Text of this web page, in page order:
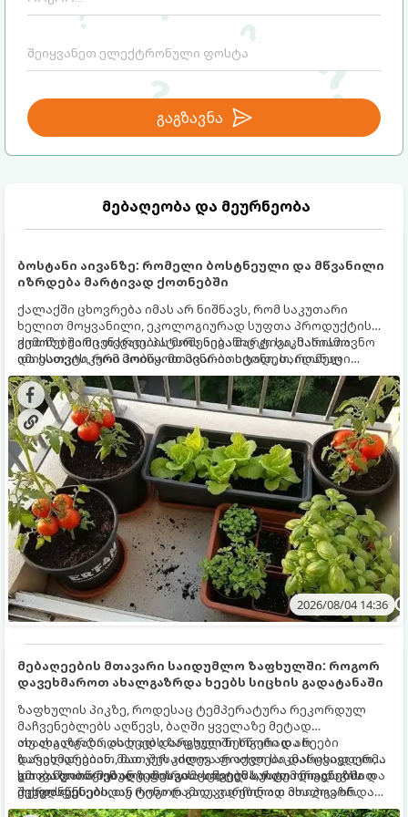
გაგზავნა
მებაღეობა და მეურნეობა
ბოსტანი აივანზე: რომელი ბოსტნეული და მწვანილი
იზრდება მარტივად ქოთნებში
ქალაქში ცხოვრება იმას არ ნიშნავს, რომ საკუთარი
ხელით მოყვანილი, ეკოლოგიურად სუფთა პროდუქტის
გემოზე უარი თქვათ. პატარა აივანიც კი საკმარისია
იმისათვის, რომ მოიწყოთ მინი-ბოსტანი, საიდანაც
ყოველდღიურად ახალ, არომატულ მწვანილსა და
ბოსტნეულს მოკრეფთ.
ქოთნებში მცენარეების მოშენება მარტივი, სასიამოვნო
და ესთეტიკური ჰობია. მთავარია იცოდეთ, რომელი
კულტურები ეგუებიან ქოთნის პირობებს ყველაზე კარგად
და როგორ მოუაროთ მათ სწორად.
2026/08/04 14:36
მებაღეების მთავარი საიდუმლო ზაფხულში: როგორ
დავეხმაროთ ახალგაზრდა ხეებს სიცხის გადატანაში
ზაფხულის პიკზე, როდესაც ტემპერატურა რეკორდულ
მაჩვენებლებს აღწევს, ბაღში ყველაზე მეტად
ახალგაზრდა, ახლად დარგული ნერგები და ხეები
ზარალდებიან. მათ ჯერ კიდევ არ აქვთ საკმარისად ღრმა
და განვითარებული ფესვთა სისტემა, რათა ნიადაგის
ქვედა ფენებიდან ტენი დამოუკიდებლად მოიპოვონ.
თუ ახალგაზრდა ხეებს ზაფხულში სწორად არ
დავეხმარებით, მათ შესაძლოა ფოთლები დასცვივდეთ,
ხმობა დაიწყონ ან ზამთრის ყინვებს სუსტი ორგანიზმით
შეხვდნენ.
გთავაზობთ მებაღეების გამოცდილ საიდუმლოებებსა და
ოქროს წესებს, თუ როგორ გადავარჩინოთ ახალგაზრდა
ხეები ზაფხულის სიცხეში: